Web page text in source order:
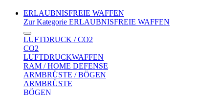
ERLAUBNISFREIE WAFFEN
Zur Kategorie ERLAUBNISFREIE WAFFEN
LUFTDRUCK / CO2
CO2
LUFTDRUCKWAFFEN
RAM / HOME DEFENSE
ARMBRÜSTE / BÖGEN
ARMBRÜSTE
BÖGEN